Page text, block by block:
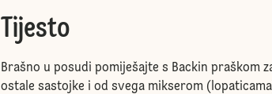
Tijesto
Brašno u posudi pomiješajte s Backin praškom
ostale sastojke i od svega mikserom